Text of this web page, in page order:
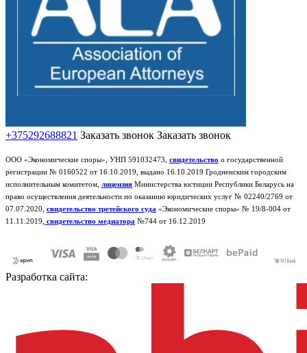
+375292688821 Заказать звонок Заказать звонок
ООО «Экономические споры», УНП 591032473, свидетельство о государственной
регистрации № 0160522 от 16.10.2019, выдано 16.10.2019 Гродненским городским
исполнительным комитетом, лицензия Министерства юстиции Республики Беларусь на
право осуществления деятельности по оказанию юридических услуг № 02240/2769 от
07.07.2020, свидетельство третейского суда «Экономические споры» № 19/8-004 от
11.11.2019, свидетельство медиатора №744 от 16.12.2019
Разработка сайта: